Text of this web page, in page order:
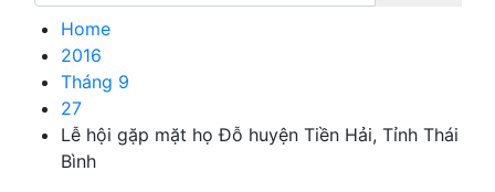
Home
2016
Tháng 9
27
Lễ hội gặp mặt họ Đỗ huyện Tiền Hải, Tỉnh Thái
Bình